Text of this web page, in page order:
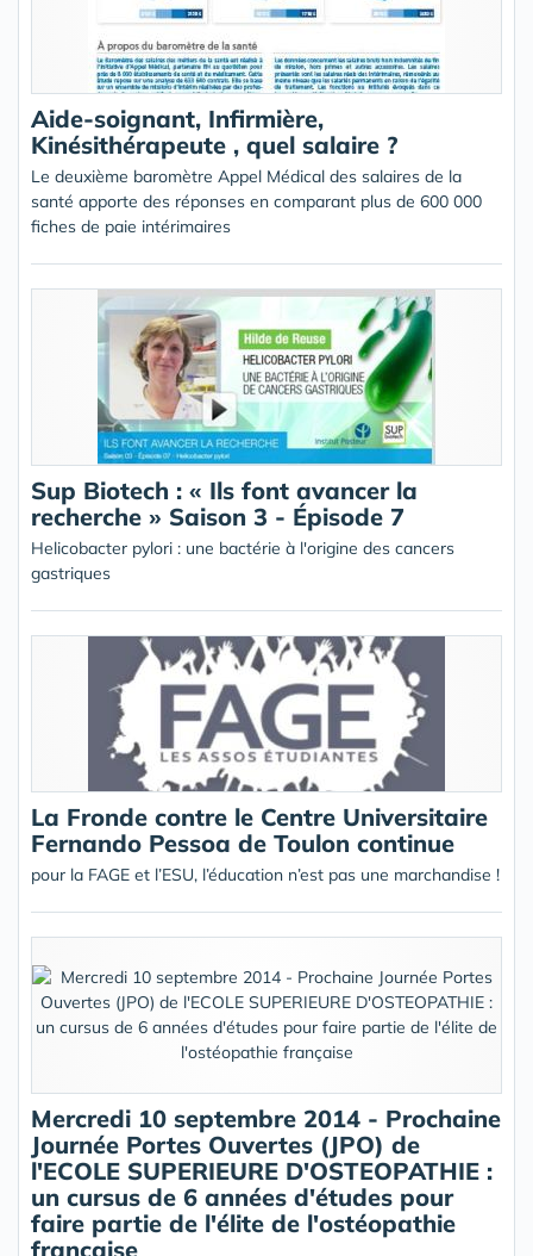
Aide-soignant, Infirmière,
Kinésithérapeute , quel salaire ?
Le deuxième baromètre Appel Médical des salaires de la
santé apporte des réponses en comparant plus de 600 000
fiches de paie intérimaires
Sup Biotech : « Ils font avancer la
recherche » Saison 3 - Épisode 7
Helicobacter pylori : une bactérie à l'origine des cancers
gastriques
La Fronde contre le Centre Universitaire
Fernando Pessoa de Toulon continue
pour la FAGE et l’ESU, l’éducation n’est pas une marchandise !
Mercredi 10 septembre 2014 - Prochaine
Journée Portes Ouvertes (JPO) de
l'ECOLE SUPERIEURE D'OSTEOPATHIE :
un cursus de 6 années d'études pour
faire partie de l'élite de l'ostéopathie
française